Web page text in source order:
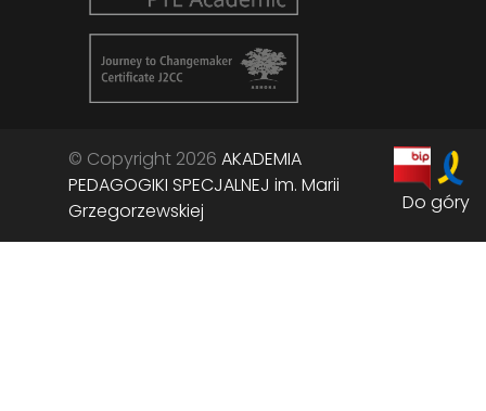
© Copyright 2026 AKADEMIA
PEDAGOGIKI SPECJALNEJ im. Marii
Grzegorzewskiej
Do góry